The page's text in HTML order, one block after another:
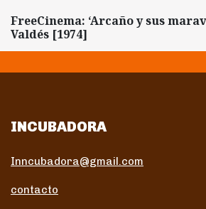
FreeCinema: ‘Arcaño y sus
Valdés [1974]
INCUBADORA
Inncubadora@gmail.com
contacto